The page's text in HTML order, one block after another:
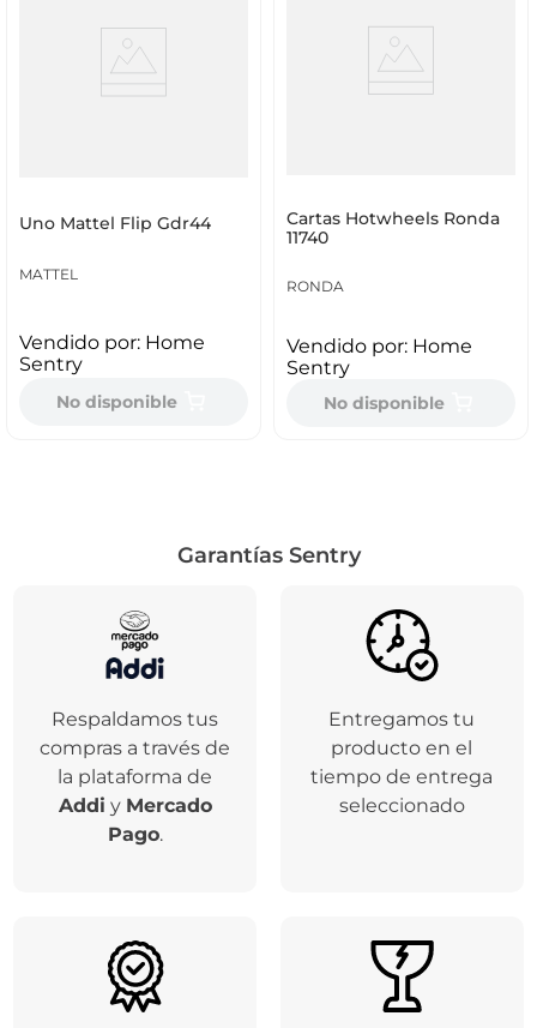
Uno Mattel Flip Gdr44
MATTEL
Vendido por: Home
Sentry
No disponible
Cartas Hotwheels Ronda
11740
RONDA
Vendido por: Home
Sentry
No disponible
Garantías Sentry
Respaldamos tus
compras a través de
la plataforma de
Addi y Mercado
Pago.
Entregamos tu
producto en el
tiempo de entrega
seleccionado